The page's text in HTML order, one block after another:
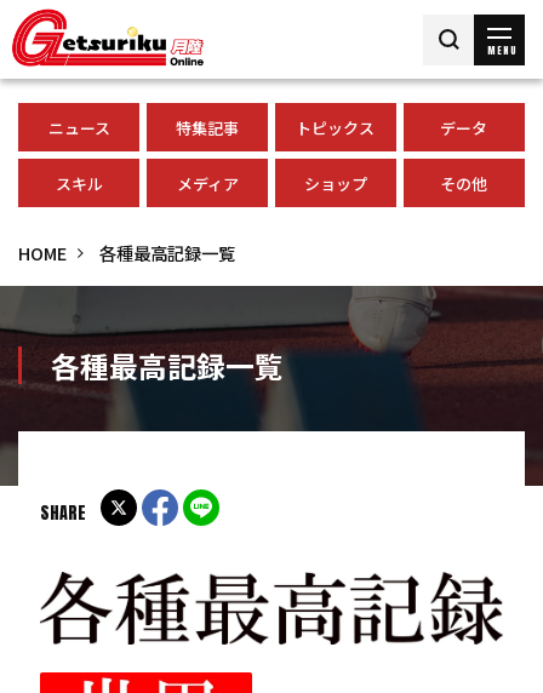
MENU
ニュース 特集記事 トピックス データ
スキル メディア ショップ その他
HOME 各種最高記録一覧
各種最高記録一覧
SHARE